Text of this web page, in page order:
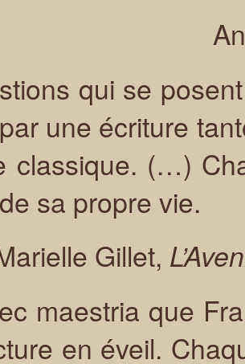
qui se
une écriture
classique. (…)
sa propre vie.
Gillet,
maestria que
en éveil.